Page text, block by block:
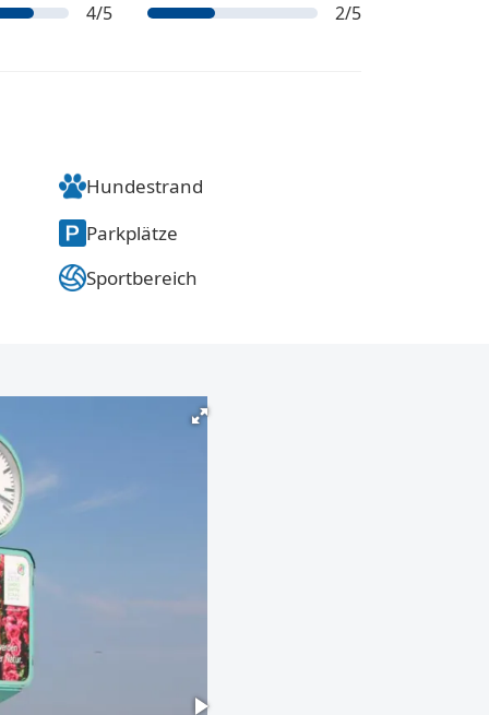
4/5
2/5
Hundestrand
Parkplätze
Sportbereich